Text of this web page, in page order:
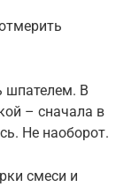
шпателем. В
– сначала в
Не наоборот.
смеси и